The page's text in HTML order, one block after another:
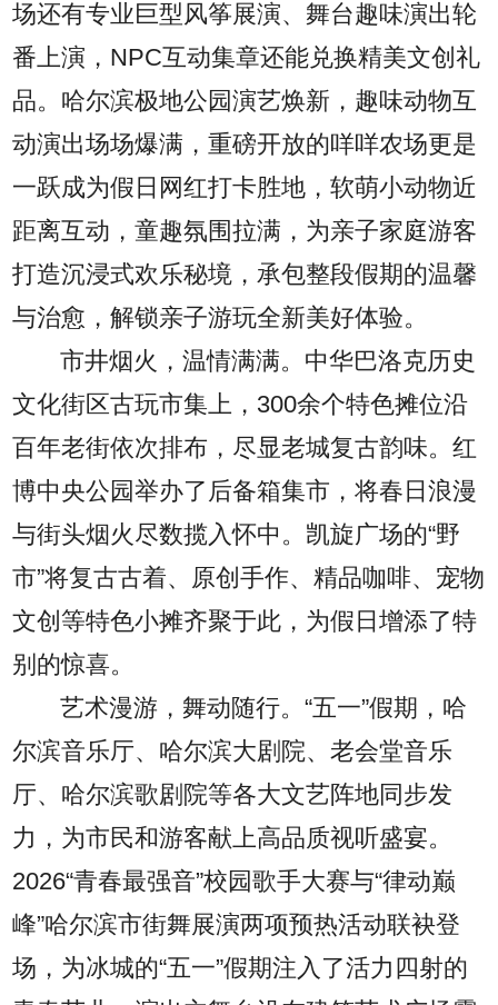
场还有专业巨型风筝展演、舞台趣味演出轮
番上演，NPC互动集章还能兑换精美文创礼
品。哈尔滨极地公园演艺焕新，趣味动物互
动演出场场爆满，重磅开放的咩咩农场更是
一跃成为假日网红打卡胜地，软萌小动物近
距离互动，童趣氛围拉满，为亲子家庭游客
打造沉浸式欢乐秘境，承包整段假期的温馨
与治愈，解锁亲子游玩全新美好体验。
市井烟火，温情满满。中华巴洛克历史
文化街区古玩市集上，300余个特色摊位沿
百年老街依次排布，尽显老城复古韵味。红
博中央公园举办了后备箱集市，将春日浪漫
与街头烟火尽数揽入怀中。凯旋广场的“野
市”将复古古着、原创手作、精品咖啡、宠物
文创等特色小摊齐聚于此，为假日增添了特
别的惊喜。
艺术漫游，舞动随行。“五一”假期，哈
尔滨音乐厅、哈尔滨大剧院、老会堂音乐
厅、哈尔滨歌剧院等各大文艺阵地同步发
力，为市民和游客献上高品质视听盛宴。
2026“青春最强音”校园歌手大赛与“律动巅
峰”哈尔滨市街舞展演两项预热活动联袂登
场，为冰城的“五一”假期注入了活力四射的